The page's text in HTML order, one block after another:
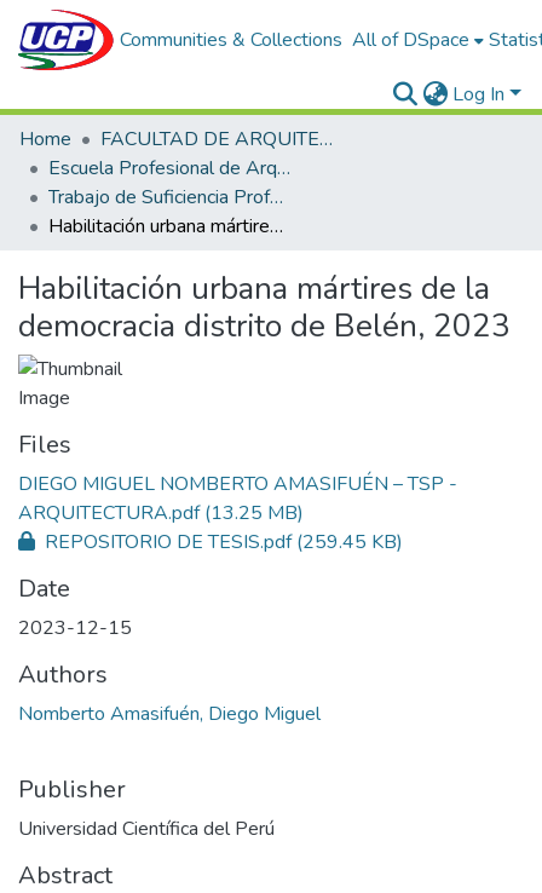
Communities & Collections All of DSpace
Log In
Home
FACULTAD DE ARQUITECTURA Y URBANISMO
Escuela Profesional de Arquitectura
Trabajo de Suficiencia Profesional
Habilitación urbana mártires de la democracia distrito de Belén, 2023
Habilitación urbana mártires de la
democracia distrito de Belén, 2023
Files
DIEGO MIGUEL NOMBERTO AMASIFUÉN – TSP -
ARQUITECTURA.pdf(13.25 MB)
REPOSITORIO DE TESIS.pdf(259.45 KB)
Date
2023-12-15
Authors
Nomberto Amasifuén, Diego Miguel
Publisher
Universidad Científica del Perú
Abstract